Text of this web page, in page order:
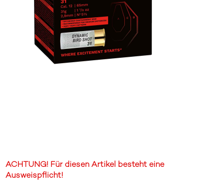
ACHTUNG! Für diesen Artikel besteht eine
Ausweispflicht!